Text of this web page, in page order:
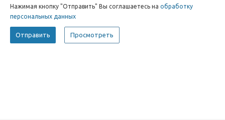
Нажимая кнопку "Отправить" Вы соглашаетесь на обработку
персональных данных